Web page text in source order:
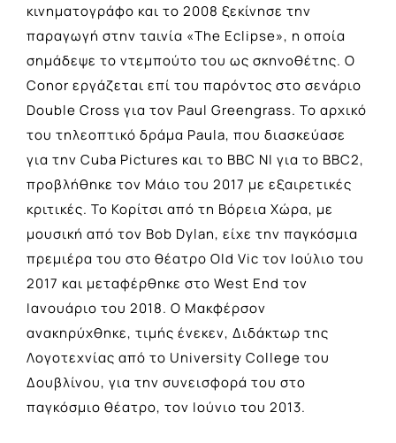
κινηματογράφο και το 2008 ξεκίνησε την
παραγωγή στην ταινία «The Eclipse», η οποία
σημάδεψε το ντεμπούτο του ως σκηνοθέτης. Ο
Conor εργάζεται επί του παρόντος στο σενάριο
Double Cross για τον Paul Greengrass. Το αρχικό
του τηλεοπτικό δράμα Paula, που διασκεύασε
για την Cuba Pictures και το BBC NI για το BBC2,
προβλήθηκε τον Μάιο του 2017 με εξαιρετικές
κριτικές. Το Κορίτσι από τη Βόρεια Χώρα, με
μουσική από τον Bob Dylan, είχε την παγκόσμια
πρεμιέρα του στο θέατρο Old Vic τον Ιούλιο του
2017 και μεταφέρθηκε στο West End τον
Ιανουάριο του 2018. Ο Μακφέρσον
ανακηρύχθηκε, τιμής ένεκεν, Διδάκτωρ της
Λογοτεχνίας από το University College του
Δουβλίνου, για την συνεισφορά του στο
παγκόσμιο θέατρο, τον Ιούνιο του 2013.